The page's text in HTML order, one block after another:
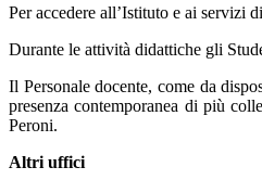
Per accedere all’Istituto e ai servizi
Durante le attività didattiche gli
Il Personale docente, come da
presenza contemporanea di più
Peroni.
Altri uffici